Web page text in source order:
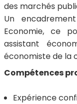
des marchés
Un
Economie, ce
assistant
économiste de la
Compétences
Expérience